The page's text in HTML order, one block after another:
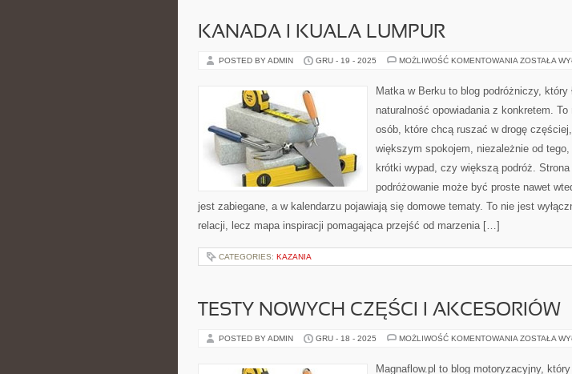
KANADA I KUALA LUMPUR
POSTED BY ADMIN GRU - 19 - 2025 MOŻLIWOŚĆ KOMENTOWANIA KANADA
LUMPUR
ZOSTAŁA
Matka w Berku to blog podróżniczy, który
naturalność opowiadania z konkretem.
osób, które chcą ruszać w drogę
większym spokojem, niezależnie od
krótki wypad, czy większą podróż.
podróżowanie może być proste nawet
jest zabiegane, a w kalendarzu pojawiają się domowe tematy. To nie jest
relacji, lecz mapa inspiracji pomagająca przejść od marzenia […]
CATEGORIES: KAZANIA
TESTY NOWYCH CZĘŚCI I AKCESORIÓW
POSTED BY ADMIN GRU - 18 - 2025 MOŻLIWOŚĆ KOMENTOWANIA TESTY
ZOSTAŁA
Magnaflow.pl to blog motoryzacyjny, który